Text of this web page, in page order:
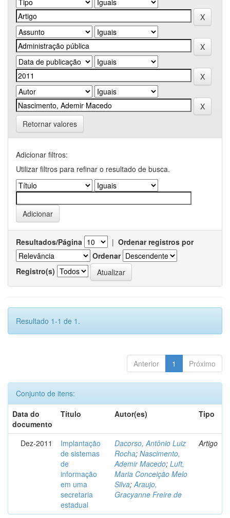
Retornar valores
Adicionar filtros:
Utilizar filtros para refinar o resultado de busca.
Resultados/Página | Ordenar registros por
Ordenar
Registro(s)
Resultado 1-1 de 1.
Anterior 1 Próximo
Conjunto de itens:
Data do
documento
Título Autor(es) Tipo
Dez-2011
Implantação
de sistemas
de
informação
em uma
secretaria
estadual
Dacorso, Antônio Luiz
Rocha; Nascimento,
Ademir Macedo; Luft,
Maria Conceição Melo
Silva;Araujo,
Gracyanne Freire de
Artigo